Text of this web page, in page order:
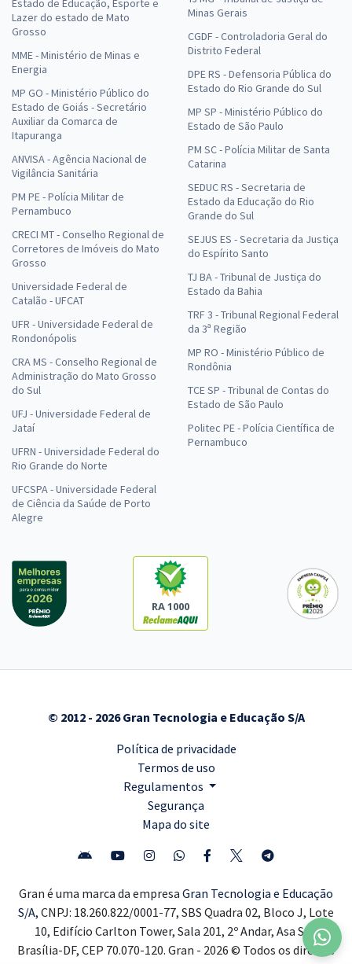
Estado de Educação, Esporte e
Lazer do estado de Mato
Grosso
MME - Ministério de Minas e
Energia
MP GO - Ministério Público do
Estado de Goiás - Secretário
Auxiliar da Comarca de
Itapuranga
ANVISA - Agência Nacional de
Vigilância Sanitária
PM PE - Polícia Militar de
Pernambuco
CRECI MT - Conselho Regional de
Corretores de Imóveis do Mato
Grosso
Universidade Federal de
Catalão - UFCAT
UFR - Universidade Federal de
Rondonópolis
CRA MS - Conselho Regional de
Administração do Mato Grosso
do Sul
UFJ - Universidade Federal de
Jataí
UFRN - Universidade Federal do
Rio Grande do Norte
UFCSPA - Universidade Federal
de Ciência da Saúde de Porto
Alegre
Minas Gerais
CGDF - Controladoria Geral do
Distrito Federal
DPE RS - Defensoria Pública do
Estado do Rio Grande do Sul
MP SP - Ministério Público do
Estado de São Paulo
PM SC - Polícia Militar de Santa
Catarina
SEDUC RS - Secretaria de
Estado da Educação do Rio
Grande do Sul
SEJUS ES - Secretaria da Justiça
do Espírito Santo
TJ BA - Tribunal de Justiça do
Estado da Bahia
TRF 3 - Tribunal Regional Federal
da 3ª Região
MP RO - Ministério Público de
Rondônia
TCE SP - Tribunal de Contas do
Estado de São Paulo
Politec PE - Polícia Científica de
Pernambuco
RA 1000
© 2012 - 2026 Gran Tecnologia e Educação S/A
Política de privacidade
Termos de uso
Regulamentos
Segurança
Mapa do site
Gran é uma marca da empresa Gran Tecnologia e Educação
S/A, CNPJ: 18.260.822/0001-77, SBS Quadra 02, Bloco J, Lote
10, Edifício Carlton Tower, Sala 201, 2º Andar, Asa Sul,
Brasília-DF, CEP 70.070-120. Gran - 2026 © Todos os direitos